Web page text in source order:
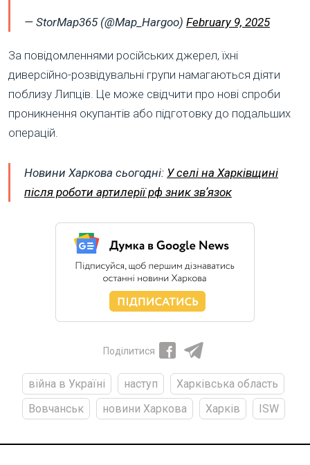
— StorMap365 (@Map_Hargoo) February 9, 2025
За повідомленнями російських джерел, їхні
диверсійно-розвідувальні групи намагаються діяти
поблизу Липців. Це може свідчити про нові спроби
проникнення окупантів або підготовку до подальших
операцій.
Новини Харкова сьогодні: У селі на Харківщині
після роботи артилерії рф зник звʼязок
Поділитися
війна в Україні наступ
Харківська область
Вовчанськ
новини Харкова Харків ISW